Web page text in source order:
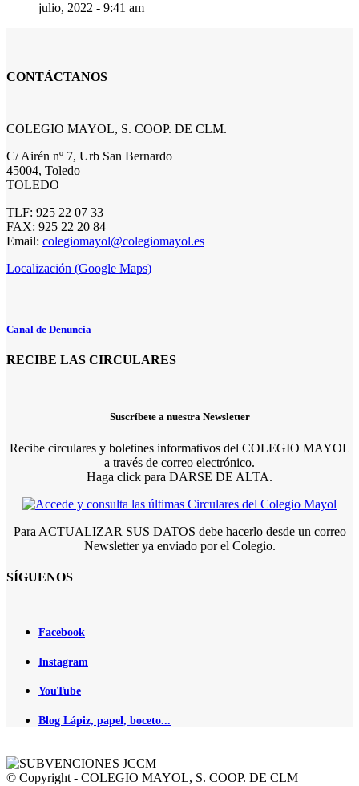
julio, 2022 - 9:41 am
CONTÁCTANOS
COLEGIO MAYOL, S. COOP. DE CLM.
C/ Airén nº 7, Urb San Bernardo
45004, Toledo
TOLEDO
TLF: 925 22 07 33
FAX: 925 22 20 84
Email: colegiomayol@colegiomayol.es
Localización (Google Maps)
Canal de Denuncia
RECIBE LAS CIRCULARES
Suscríbete a nuestra Newsletter
Recibe circulares y boletines informativos del COLEGIO MAYOL
a través de correo electrónico.
Haga click para DARSE DE ALTA.
Para ACTUALIZAR SUS DATOS debe hacerlo desde un correo
Newsletter ya enviado por el Colegio.
SÍGUENOS
Facebook
Instagram
YouTube
Blog Lápiz, papel, boceto...
© Copyright - COLEGIO MAYOL, S. COOP. DE CLM